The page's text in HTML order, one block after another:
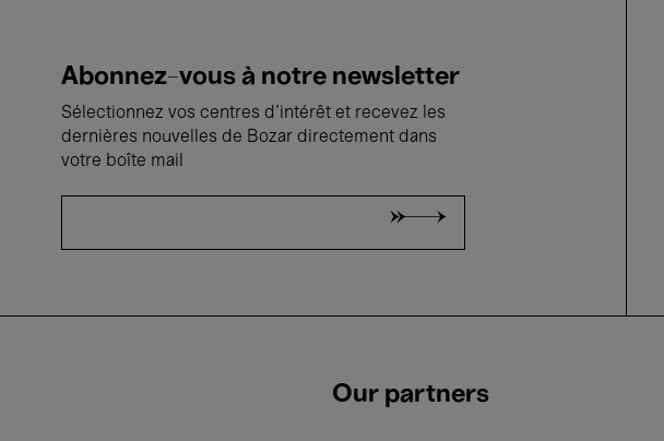
Abonnez-vous à notre newsletter
Sélectionnez vos centres d'intérêt et recevez les
dernières nouvelles de Bozar directement dans
votre boîte mail
Our partners